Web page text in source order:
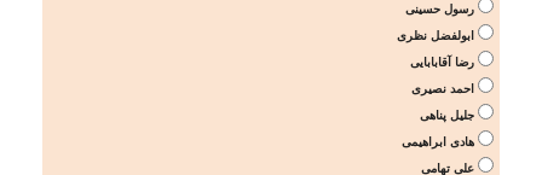
رسول حسینی
ابولفضل نظری
رضا آقابابایی
احمد نصیری
جلیل پناهی
هادی ابراهیمی
علی تهامی